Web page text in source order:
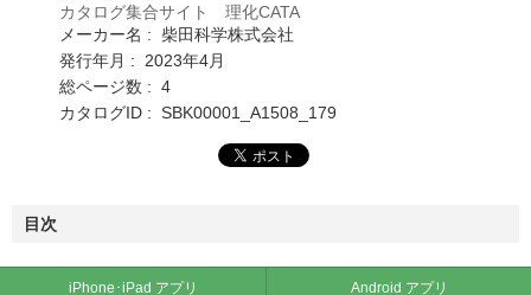
カタログ集合サイト 理化CATA
メーカー名 : 柴田科学株式会社
発行年月 : 2023年4月
総ページ数 : 4
カタログID : SBK00001_A1508_179
目次
iPhone･iPad アプリ Android アプリ